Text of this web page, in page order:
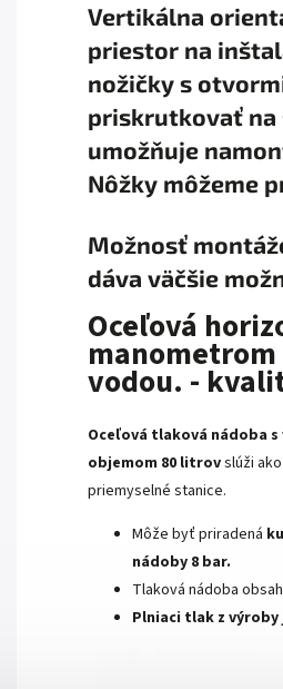
Vertikálna
priestor na
nožičky s
priskrutkovať na
umožňuje
Nôžky môžeme
Možnosť
dáva väčšie
Oceľová
manometrom
vodou. -
Oceľová tlaková nádoba
objemom 80 litrovslúži
priemyselné stanice.
Môže byť priradená
nádoby 8 bar.
Tlaková nádoba
Plniaci tlak z